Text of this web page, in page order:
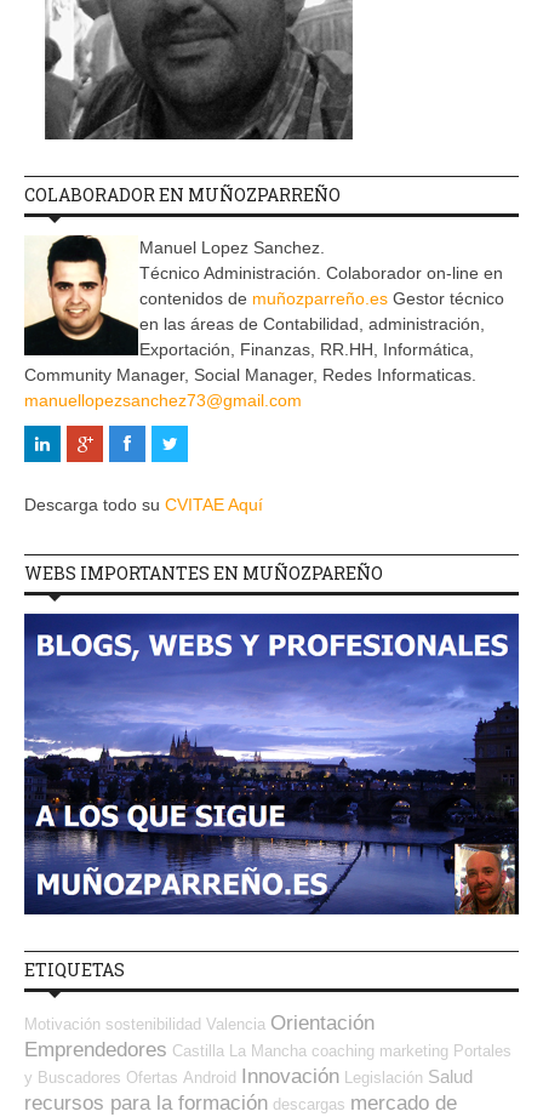
COLABORADOR EN MUÑOZPARREÑO
Manuel Lopez Sanchez.
Técnico Administración. Colaborador on-line en
contenidos de muñozparreño.es Gestor técnico
en las áreas de Contabilidad, administración,
Exportación, Finanzas, RR.HH, Informática,
Community Manager, Social Manager, Redes Informaticas.
manuellopezsanchez73@gmail.com
Descarga todo su CVITAE Aquí
WEBS IMPORTANTES EN MUÑOZPAREÑO
ETIQUETAS
Motivación sostenibilidad Valencia Orientación
Emprendedores Castilla La Mancha coaching marketing Portales
y Buscadores Ofertas Android Innovación Legislación Salud
recursos para la formación descargas mercado de